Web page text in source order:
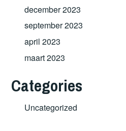
december 2023
september 2023
april 2023
maart 2023
Categories
Uncategorized